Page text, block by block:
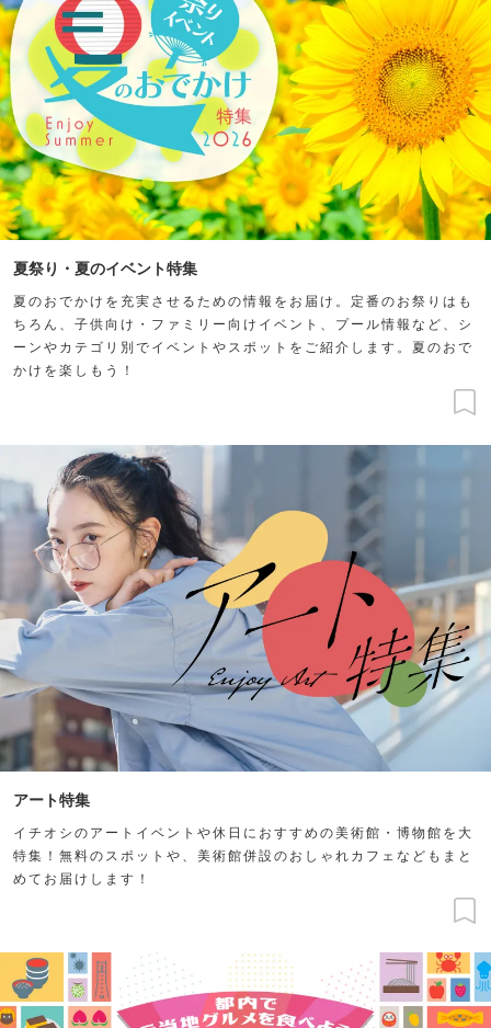
夏祭り・夏のイベント特集
夏のおでかけを充実させるための情報をお届け。定番のお祭りはも
ちろん、子供向け・ファミリー向けイベント、プール情報など、シ
ーンやカテゴリ別でイベントやスポットをご紹介します。夏のおで
かけを楽しもう！
アート特集
イチオシのアートイベントや休日におすすめの美術館・博物館を大
特集！無料のスポットや、美術館併設のおしゃれカフェなどもまと
めてお届けします！